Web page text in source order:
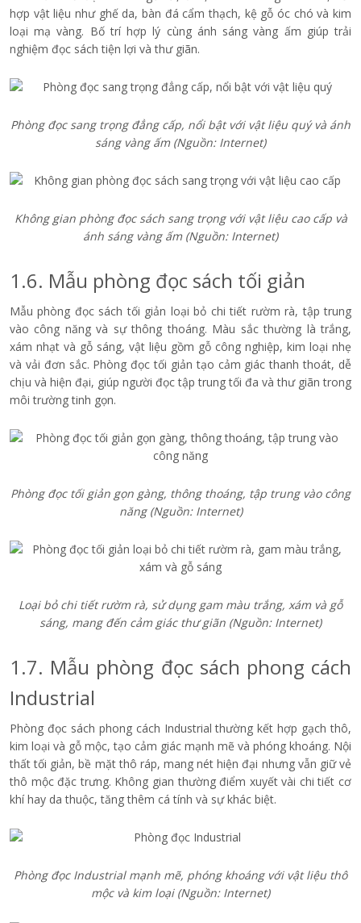
hợp vật liệu như ghế da, bàn đá cẩm thạch, kệ gỗ óc chó và kim
loại mạ vàng. Bố trí hợp lý cùng ánh sáng vàng ấm giúp trải
nghiệm đọc sách tiện lợi và thư giãn.
Phòng đọc sang trọng đẳng cấp, nổi bật với vật liệu quý và ánh
sáng vàng ấm (Nguồn: Internet)
Không gian phòng đọc sách sang trọng với vật liệu cao cấp và
ánh sáng vàng ấm (Nguồn: Internet)
1.6. Mẫu phòng đọc sách tối giản
Mẫu phòng đọc sách tối giản loại bỏ chi tiết rườm rà, tập trung
vào công năng và sự thông thoáng. Màu sắc thường là trắng,
xám nhạt và gỗ sáng, vật liệu gồm gỗ công nghiệp, kim loại nhẹ
và vải đơn sắc. Phòng đọc tối giản tạo cảm giác thanh thoát, dễ
chịu và hiện đại, giúp người đọc tập trung tối đa và thư giãn trong
môi trường tinh gọn.
Phòng đọc tối giản gọn gàng, thông thoáng, tập trung vào công
năng(Nguồn: Internet)
Loại bỏ chi tiết rườm rà, sử dụng gam màu trắng, xám và gỗ
sáng, mang đến cảm giác thư giãn (Nguồn: Internet)
1.7. Mẫu phòng đọc sách phong cách
Industrial
Phòng đọc sách phong cách Industrial thường kết hợp gạch thô,
kim loại và gỗ mộc, tạo cảm giác mạnh mẽ và phóng khoáng. Nội
thất tối giản, bề mặt thô ráp, mang nét hiện đại nhưng vẫn giữ vẻ
thô mộc đặc trưng. Không gian thường điểm xuyết vài chi tiết cơ
khí hay da thuộc, tăng thêm cá tính và sự khác biệt.
Phòng đọc Industrial mạnh mẽ, phóng khoáng với vật liệu thô
mộc và kim loại(Nguồn: Internet)